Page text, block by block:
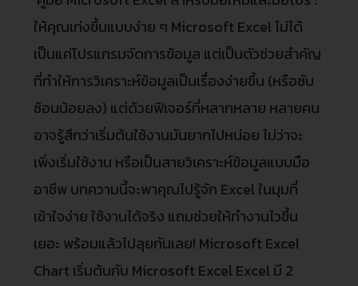
ให้คุณเก่งขึ้นแบบง่าย ๆ Microsoft Excel ไม่ได้
เป็นแค่โปรแกรมจัดการข้อมูล แต่เป็นตัวช่วยสำคัญ
ที่ทำให้การวิเคราะห์ข้อมูลเป็นเรื่องง่ายขึ้น (หรือซับ
ซ้อนน้อยลง) แต่ด้วยฟีเจอร์ที่หลากหลาย หลายคน
อาจรู้สึกว่าเริ่มต้นใช้งานมันยากไปหน่อย ไม่ว่าจะ
เพิ่งเริ่มใช้งาน หรือเป็นสายวิเคราะห์ข้อมูลแบบมือ
อาชีพ บทความนี้จะพาคุณไปรู้จัก Excel ในมุมที่
เข้าใจง่าย ใช้งานได้จริง แถมช่วยให้ทำงานไวขึ้น
เยอะ พร้อมแล้วไปลุยกันเลย! Microsoft Excel
Chart เริ่มต้นกับ Microsoft Excel Excel มี 2